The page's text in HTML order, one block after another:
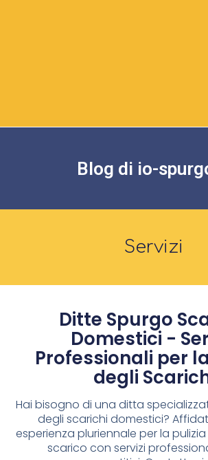
Blog di io-
Servizi
Ditte Spurgo
Domestici -
Professionali per
degli
Hai bisogno di una ditta
degli scarichi domestici?
esperienza pluriennale per la
scarico con servizi